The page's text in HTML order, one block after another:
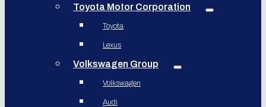
Toyota Motor Corporation
Toyota
Lexus
Volkswagen Group
Volkswagen
Audi